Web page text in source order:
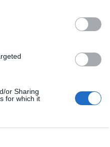
or Sharing
for which it
σε
έσοδα ή
ίδιες
θέλουμε